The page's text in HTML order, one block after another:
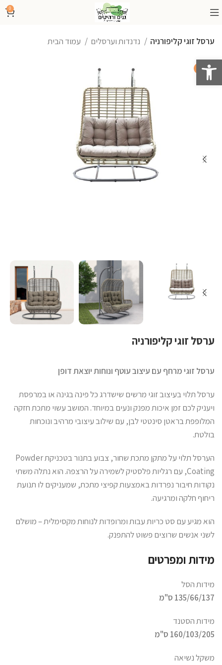
פתח סרגל נגישות
0
ערסל זוגי קליפורניה
-17%
ערסל זוגי קליפורניה
ערסל זוגי מרחף עם עיצוב עוטף ונוחות יוצאת דופן
ערסל תלוי בעיצוב זוגי מרשים שישדרג כל פינה בגינה או במרפסת
ויעניק לכם זמן איכות מפנק ונעים במיוחד. המושב עשוי מתכת חזקה
המלופפת בראטן סינטטי לבן, עם שילוב עיצובי מרהיב ונוכחות
בולטת.
הערסל תלוי על מתקן מתכת שחור, צבוע בתנור בטכניקת Powder
Coating, עם רגליות פלסטיק לשמירה על הרצפה. הוא נתלה משתי
נקודות חיבור נפרדות באמצעות קפיצי מתכת, שמעניקים לו תנועת
ריחוף חלקה ומרגיעה.
הוא מגיע עם סט כריות עבות ומרופדות לנוחות מקסימלית – מושלם
לשני אנשים שרוצים פשוט להתפנק.
מידות ומפרטים
מידות הסל
135/66/137 ס"מ
מידות הסטנד
160/103/205 ס"מ
משקל נשיאה